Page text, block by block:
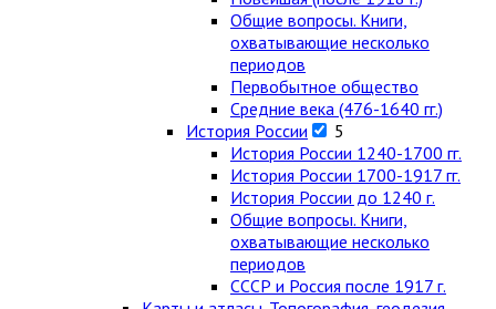
Общие вопросы. Книги,
охватывающие несколько
периодов
Первобытное общество
Средние века (476-1640 гг.)
История России
5
История России 1240-1700 гг.
История России 1700-1917 гг.
История России до 1240 г.
Общие вопросы. Книги,
охватывающие несколько
периодов
СССР и Россия после 1917 г.